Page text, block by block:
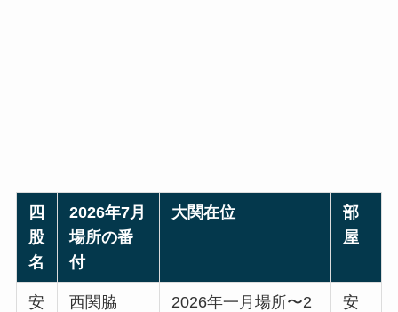
四
股
名
2026年7月
場所の番
付
大関在位
部
屋
安
西関脇
2026年一月場所〜2
安